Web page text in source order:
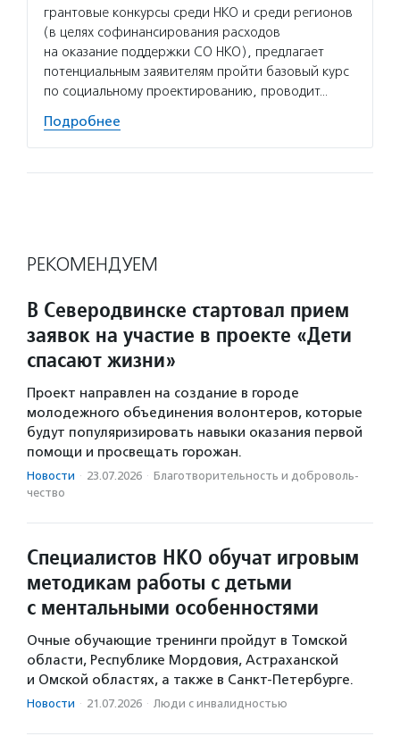
грантовые конкурсы среди НКО и среди регионов
(в целях софинансирования расходов
на оказание поддержки СО НКО), предлагает
потенциальным заявителям пройти базовый курс
по социальному проектированию, проводит…
Подробнее
РЕКОМЕНДУЕМ
В Северодвинске стартовал прием
заявок на участие в проекте «Дети
спасают жизни»
Проект направлен на создание в городе
молодежного объединения волонтеров, которые
будут популяризировать навыки оказания первой
помощи и просвещать горожан.
Новости · 23.07.2026 · Благотвори­тель­ность и доброволь­
чест­во
Специалистов НКО обучат игровым
методикам работы с детьми
с ментальными особенностями
Очные обучающие тренинги пройдут в Томской
области, Республике Мордовия, Астраханской
и Омской областях, а также в Санкт-Петербурге.
Новости · 21.07.2026 · Люди с инвалидностью